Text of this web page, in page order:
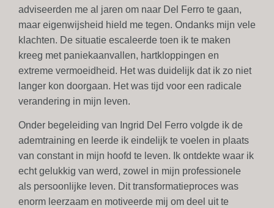
adviseerden me al jaren om naar Del Ferro te gaan,
maar eigenwijsheid hield me tegen. Ondanks mijn vele
klachten. De situatie escaleerde toen ik te maken
kreeg met paniekaanvallen, hartkloppingen en
extreme vermoeidheid. Het was duidelijk dat ik zo niet
langer kon doorgaan. Het was tijd voor een radicale
verandering in mijn leven.
Onder begeleiding van Ingrid Del Ferro volgde ik de
ademtraining en leerde ik eindelijk te voelen in plaats
van constant in mijn hoofd te leven. Ik ontdekte waar ik
echt gelukkig van werd, zowel in mijn professionele
als persoonlijke leven. Dit transformatieproces was
enorm leerzaam en motiveerde mij om deel uit te